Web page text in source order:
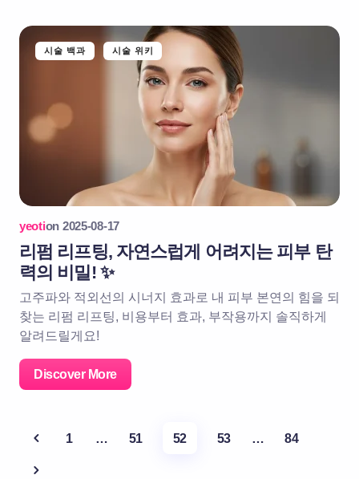
시술 백과 시술 위키
yeotion 2025-08-17
리펌 리프팅, 자연스럽게 어려지는 피부 탄
력의 비밀! ✨
고주파와 적외선의 시너지 효과로 내 피부 본연의 힘을 되
찾는 리펌 리프팅, 비용부터 효과, 부작용까지 솔직하게
알려드릴게요!
Discover More
1 … 51 52 53 … 84